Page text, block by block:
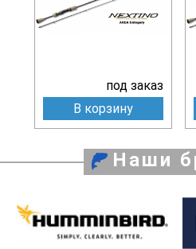
под заказ
В корзину
Наши